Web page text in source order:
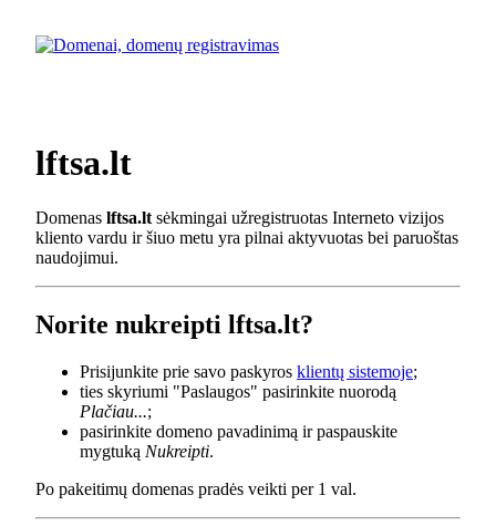
lftsa.lt
Domenas lftsa.lt sėkmingai užregistruotas Interneto vizijos
kliento vardu ir šiuo metu yra pilnai aktyvuotas bei paruoštas
naudojimui.
Norite nukreipti lftsa.lt?
Prisijunkite prie savo paskyros klientų sistemoje;
ties skyriumi "Paslaugos" pasirinkite nuorodą
Plačiau...;
pasirinkite domeno pavadinimą ir paspauskite
mygtuką Nukreipti.
Po pakeitimų domenas pradės veikti per 1 val.